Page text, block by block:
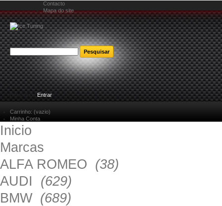
Contacto
Mapa do site
Bem-vindoEntrar
Carrinho: (vazio)
Minha Conta
Inicio
Marcas
ALFA ROMEO (38)
AUDI (629)
BMW (689)